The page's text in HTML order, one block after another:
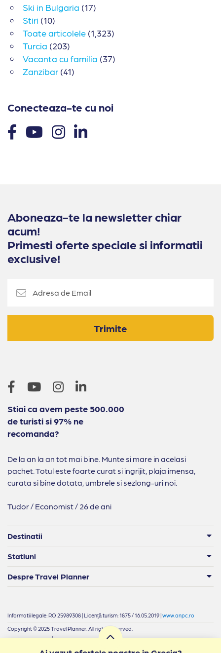
Ski in Bulgaria (17)
Stiri (10)
Toate articolele (1,323)
Turcia (203)
Vacanta cu familia (37)
Zanzibar (41)
Conecteaza-te cu noi
Aboneaza-te la newsletter chiar
acum!
Primesti oferte speciale si informatii
exclusive!
Trimite
Stiai ca avem peste 500.000
de turisti si 97% ne
recomanda?
De la an la an tot mai bine. Munte si mare in acelasi
pachet. Totul este foarte curat si ingrijit, plaja imensa,
curata si bine dotata, umbrele si sezlong-uri noi.
Tudor / Economist / 26 de ani
Destinatii
Statiuni
Despre Travel Planner
Informatii legale: RO 25989308 | Licență turism: 1875 / 16.05.2019 |www.anpc.ro
Copyright © 2025 Travel Planner. All rights reserved.
|